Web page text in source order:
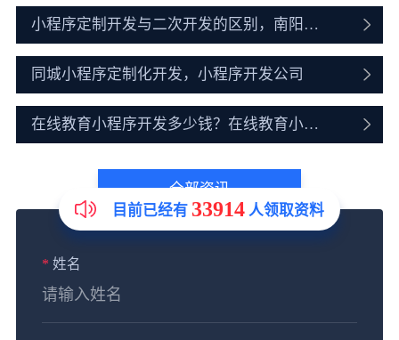
何找小程序商城开发
小程序定制开发与二次开发的区别，南阳定
制开发靠谱公司
同城小程序定制化开发，小程序开发公司
在线教育小程序开发多少钱？在线教育小程
全部资讯
* 姓名
目前已经有 33914 人领取资料